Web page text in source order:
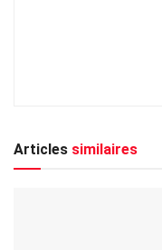
Articles similaires